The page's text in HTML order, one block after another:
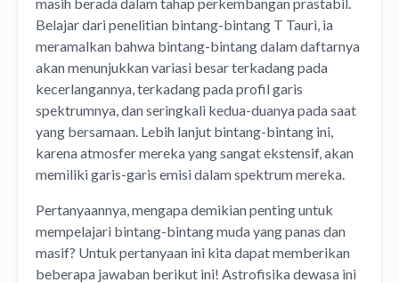
Belajar dari penelitian bintang-bintang T Tauri, ia
meramalkan bahwa bintang-bintang dalam daftarnya
akan menunjukkan variasi besar terkadang pada
kecerlangannya, terkadang pada profil garis
spektrumnya, dan seringkali kedua-duanya pada saat
yang bersamaan. Lebih lanjut bintang-bintang ini,
karena atmosfer mereka yang sangat ekstensif, akan
memiliki garis-garis emisi dalam spektrum mereka.
Pertanyaannya, mengapa demikian penting untuk
mempelajari bintang-bintang muda yang panas dan
masif? Untuk pertanyaan ini kita dapat memberikan
beberapa jawaban berikut ini! Astrofisika dewasa ini